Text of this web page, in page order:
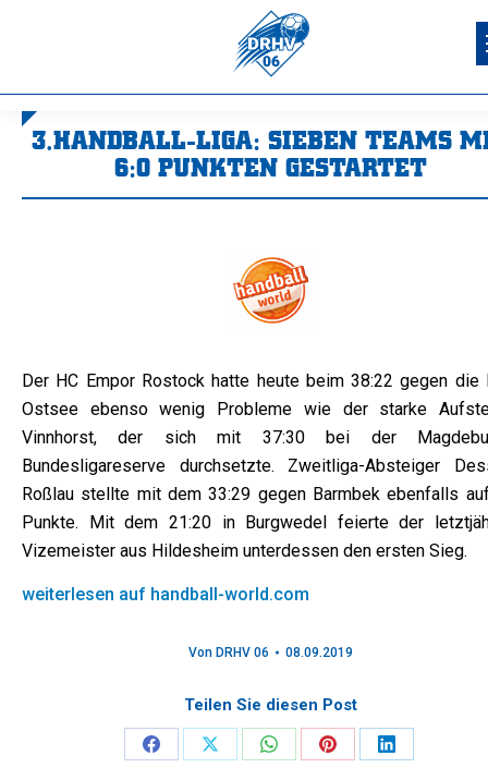
3.HANDBALL-LIGA: SIEBEN TEAMS
6:0 PUNKTEN GESTARTET
Der HC Empor Rostock hatte heute beim 38:22 gegen die
Ostsee ebenso wenig Probleme wie der starke
Vinnhorst, der sich mit 37:30 bei der
Bundesligareserve durchsetzte. Zweitliga-Absteiger
Roßlau stellte mit dem 33:29 gegen Barmbek ebenfalls
Punkte. Mit dem 21:20 in Burgwedel feierte der
Vizemeister aus Hildesheim unterdessen den ersten Sieg.
weiterlesen auf handball-world.com
Von DRHV 06 08.09.2019
Teilen Sie diesen Post
ShareShareShareShareShare